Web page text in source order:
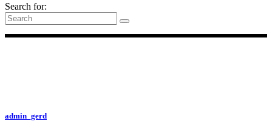
Search for:
admin_gerd